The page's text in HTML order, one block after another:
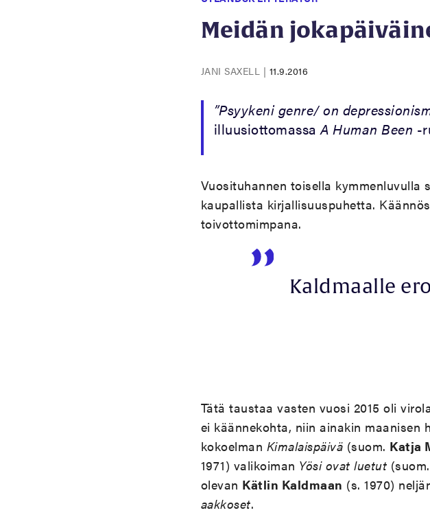
Meidän
JANI SAXELL | 11.9.2016
”Psyykeni genre/ on
illuusiottomassaA Human Been -
Vuosituhannen toisella
kaupallista kirjallisuuspuhetta.
toivottomimpana.
Kaldmaalle
Tätä taustaa vasten vuosi 2015 oli
ei käännekohta, niin ainakin maanisen
kokoelman Kimalaispäivä (suom. Katja
1971) valikoiman Yösi ovat luetut (suom.
olevan Kätlin Kaldmaan (s. 1970)
aakkoset.